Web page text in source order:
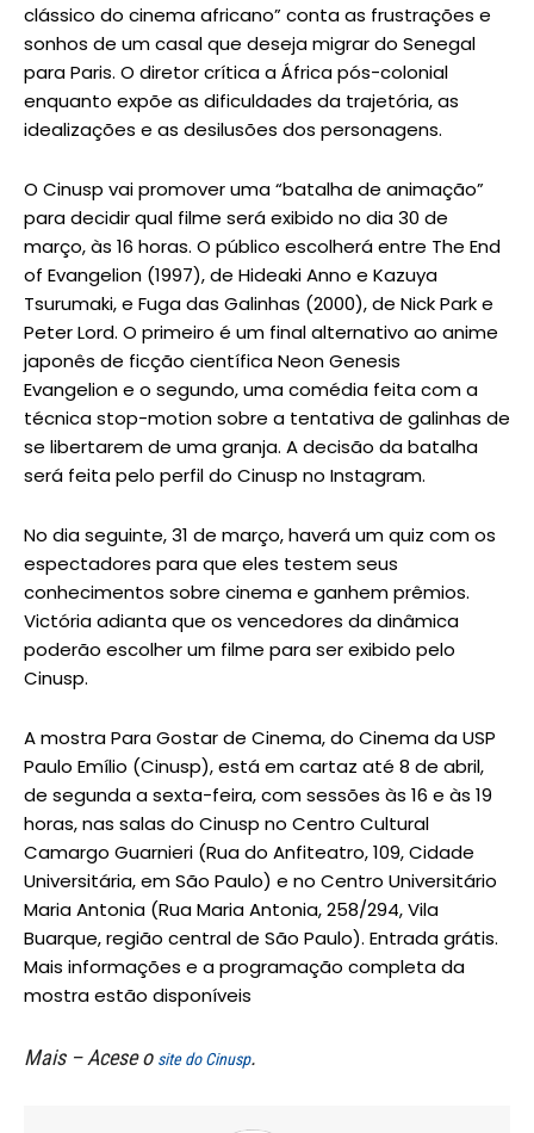
clássico do cinema africano” conta as frustrações e
sonhos de um casal que deseja migrar do Senegal
para Paris. O diretor crítica a África pós-colonial
enquanto expõe as dificuldades da trajetória, as
idealizações e as desilusões dos personagens.
O Cinusp vai promover uma “batalha de animação”
para decidir qual filme será exibido no dia 30 de
março, às 16 horas. O público escolherá entre The End
of Evangelion (1997), de Hideaki Anno e Kazuya
Tsurumaki, e Fuga das Galinhas (2000), de Nick Park e
Peter Lord. O primeiro é um final alternativo ao anime
japonês de ficção científica Neon Genesis
Evangelion e o segundo, uma comédia feita com a
técnica stop-motion sobre a tentativa de galinhas de
se libertarem de uma granja. A decisão da batalha
será feita pelo perfil do Cinusp no Instagram.
No dia seguinte, 31 de março, haverá um quiz com os
espectadores para que eles testem seus
conhecimentos sobre cinema e ganhem prêmios.
Victória adianta que os vencedores da dinâmica
poderão escolher um filme para ser exibido pelo
Cinusp.
A mostra Para Gostar de Cinema, do Cinema da USP
Paulo Emílio (Cinusp), está em cartaz até 8 de abril,
de segunda a sexta-feira, com sessões às 16 e às 19
horas, nas salas do Cinusp no Centro Cultural
Camargo Guarnieri (Rua do Anfiteatro, 109, Cidade
Universitária, em São Paulo) e no Centro Universitário
Maria Antonia (Rua Maria Antonia, 258/294, Vila
Buarque, região central de São Paulo). Entrada grátis.
Mais informações e a programação completa da
mostra estão disponíveis
Mais – Acese o site do Cinusp.